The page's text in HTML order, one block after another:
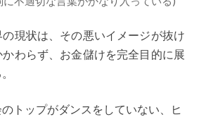
現状は、その悪いイメージが抜け
わらず、お金儲けを完全目的に展
トップがダンスをしていない、ヒ